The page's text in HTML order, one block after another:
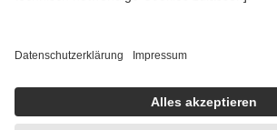
getroffen, um sicherzustellen, dass es sich um
https://help.etrusted.com/hc/de/articles/
Einige Bilder und Inhalte wurden unter